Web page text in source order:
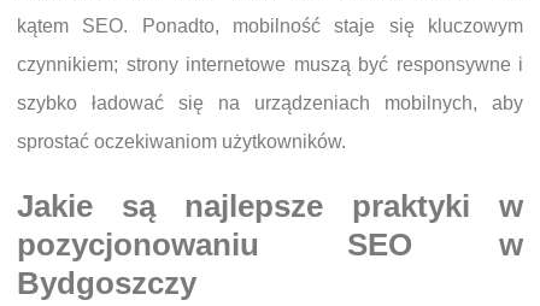
kątem SEO. Ponadto, mobilność staje się kluczowym
czynnikiem; strony internetowe muszą być responsywne i
szybko ładować się na urządzeniach mobilnych, aby
sprostać oczekiwaniom użytkowników.
Jakie są najlepsze praktyki w
pozycjonowaniu SEO w
Bydgoszczy